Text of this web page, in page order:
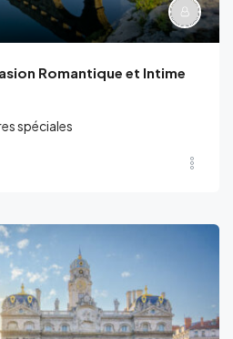
Romantique et Intime
spéciales